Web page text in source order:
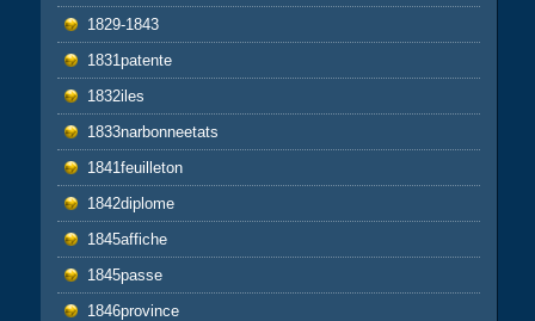
1829-1843
1831patente
1832iles
1833narbonneetats
1841feuilleton
1842diplome
1845affiche
1845passe
1846province